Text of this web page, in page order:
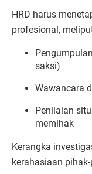
HRD harus
profesional,
saksi)
Wawancara
Penilaian
memihak
Kerangka
kerahasiaan